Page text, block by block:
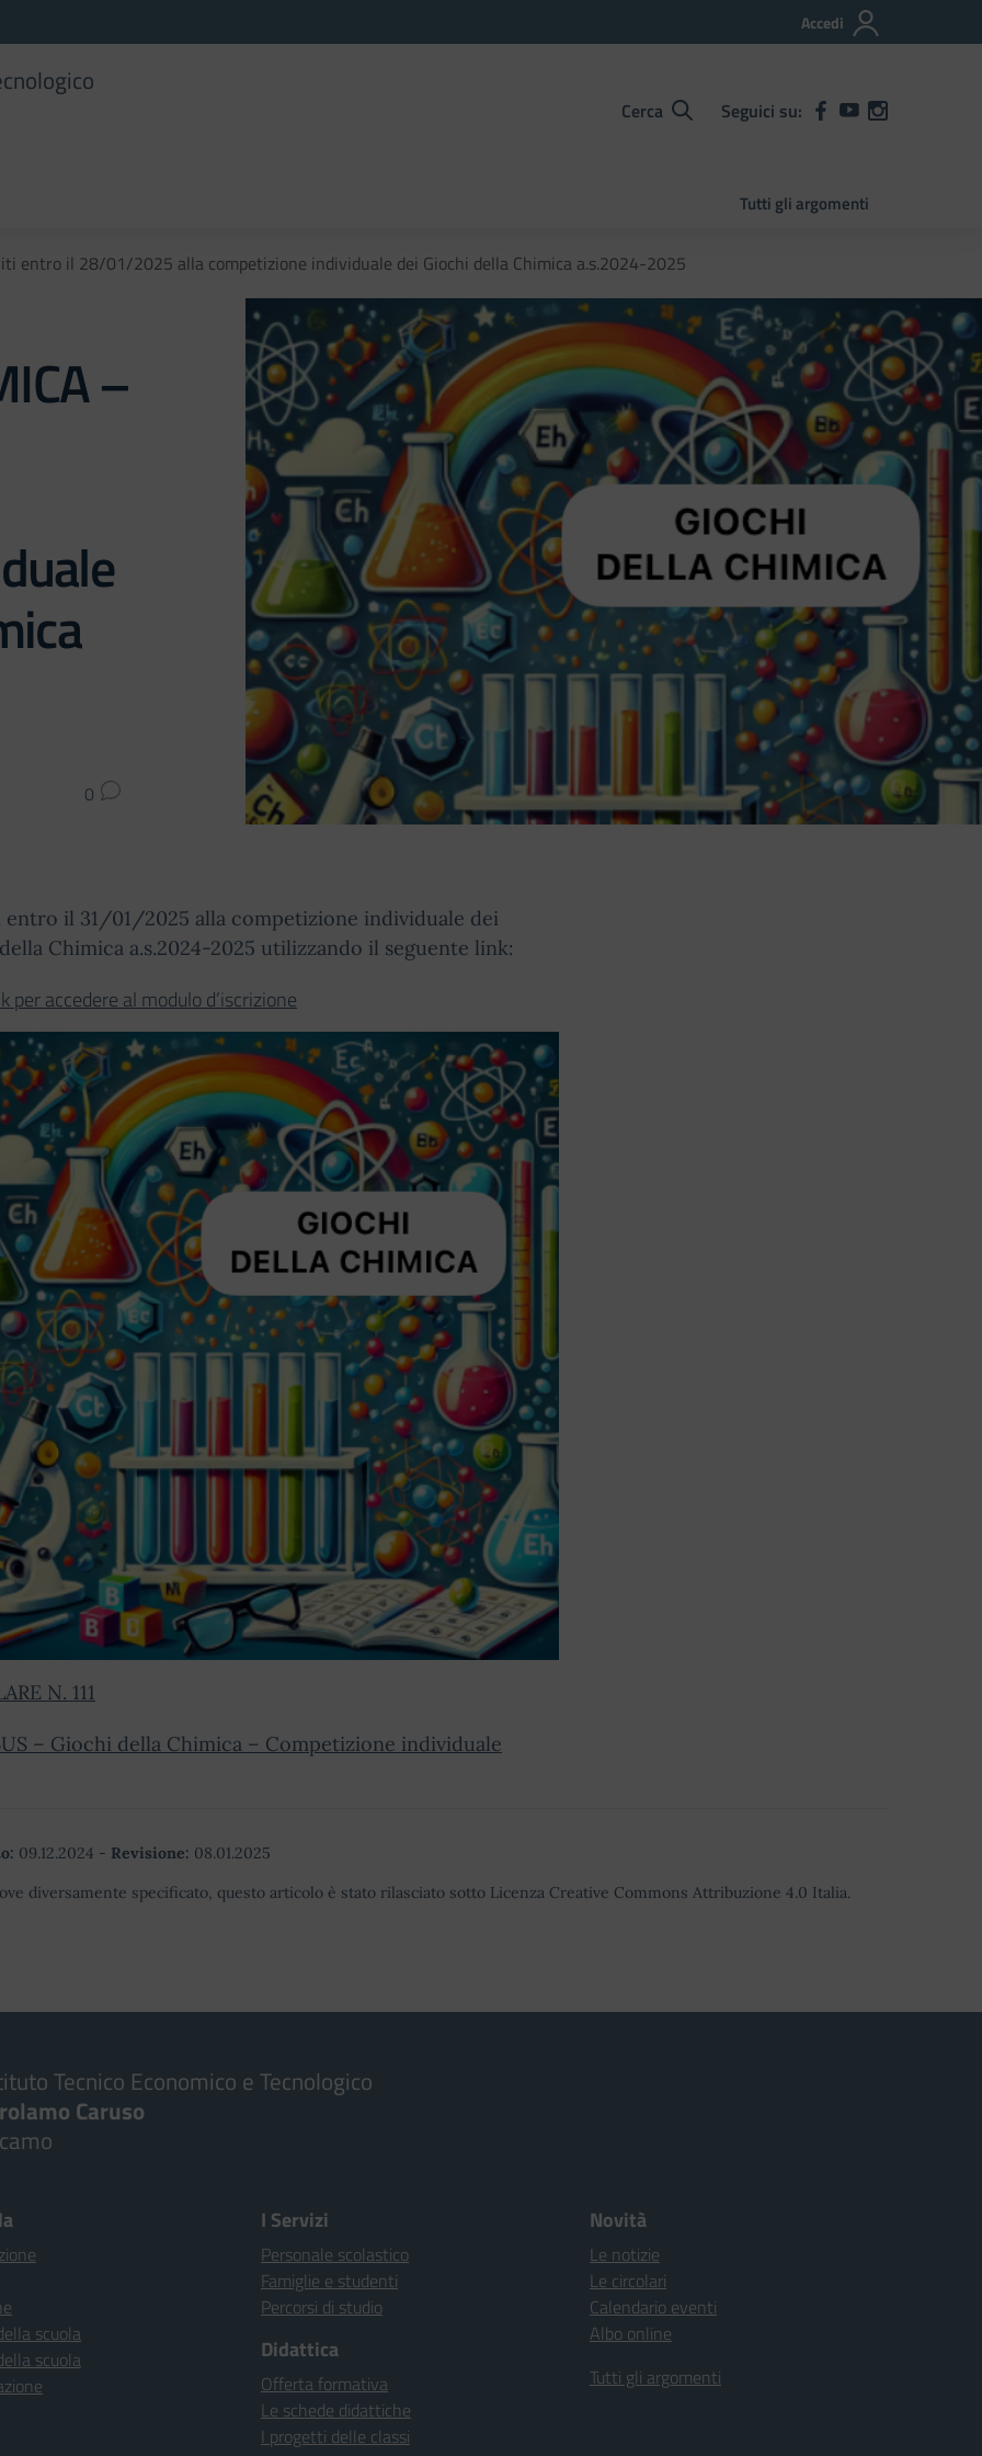
Accedi
Cerca Seguici su:
Tutti gli argomenti
entro il 28/01/2025 alla competizione individuale dei Giochi della Chimica a.s.2024-2025
–
0
il 31/01/2025 alla competizione individuale dei
Chimica a.s.2024-2025 utilizzando il seguente link:
per accedere al modulo d’iscrizione
N. 111
– Giochi della Chimica – Competizione individuale
09.12.2024 - Revisione: 08.01.2025
diversamente specificato, questo articolo è stato rilasciato sotto Licenza Creative Commons Attribuzione 4.0 Italia.
Tecnico Economico e Tecnologico
Caruso
scuola
scuola
I Servizi
Personale scolastico
Famiglie e studenti
Percorsi di studio
Didattica
Offerta formativa
Le schede didattiche
I progetti delle classi
Novità
Le notizie
Le circolari
Calendario eventi
Albo online
Tutti gli argomenti